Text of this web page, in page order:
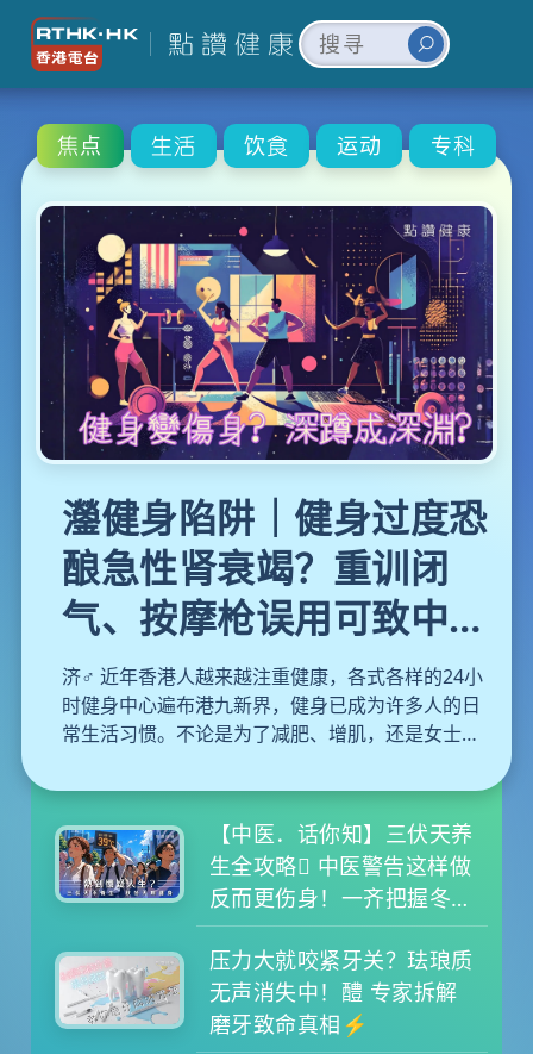
焦点 生活 饮食 运动 专科
灐健身陷阱｜健身过度恐
酿急性肾衰竭？重训闭
气、按摩枪误用可致中
风！医生教你避开运动陷
阱
济️‍♂️ 近年香港人越来越注重健康，各式各样的24小
时健身中心遍布港九新界，健身已成为许多人的日
常生活习惯。不论是为了减肥、增肌，还是女士们
然而，运动固然对身体有益，但背后亦隐藏着不少
容易被忽略的盲点。如果你抱着「No pain, no
gain」的心态盲目苦练，甚至放松警惕，健身随时
会变成「伤身」。本文为大家拆解健身常见的致命
陷阱与正确的热身与冷却运动，更附上每日蛋白质
摄取分量计算公式，教你聪明增肌不伤身。
【中医．话你知】三伏天养
生全攻略 中医警告这样做
反而更伤身！一齐把握冬病
夏治黄金期
压力大就咬紧牙关？珐琅质
无声消失中！醴 专家拆解
磨牙致命真相⚡